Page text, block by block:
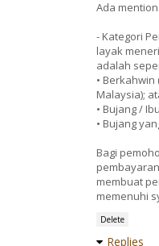
Ada
- Kategori
layak
adalah
•
Malaysia);
• Bujang /
• Bujang
Bagi
membuat
memenuhi
Delete
Replies